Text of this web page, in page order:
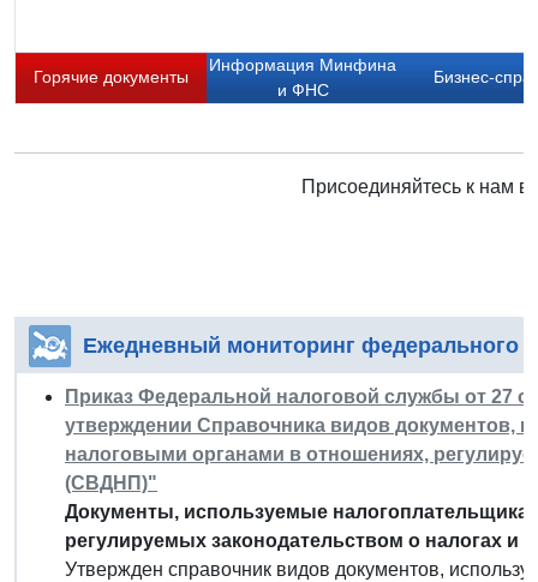
Горячие документы
Информация Минфина
и ФНС
Бизнес-
Присоединяйтесь к нам в:
Ежедневный мониторинг федерального
Приказ Федеральной налоговой службы от 27
утверждении Справочника видов документов,
налоговыми органами в отношениях,
(СВДНП)"
Документы, используемые
регулируемых законодательством о налогах
Утвержден справочник видов документов,